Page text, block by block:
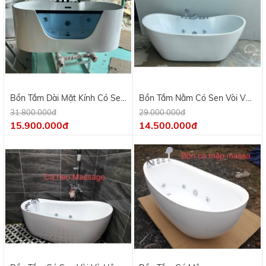
Bồn Tắm Dài Mặt Kính Có Sen
Vòi Và Hệ Thông Massa
31.800.000đ
15.900.000đ
Bồn Tắm Nằm Có Sen Vòi Và
Hệ Thống Massa 1m7
29.000.000đ
14.500.000đ